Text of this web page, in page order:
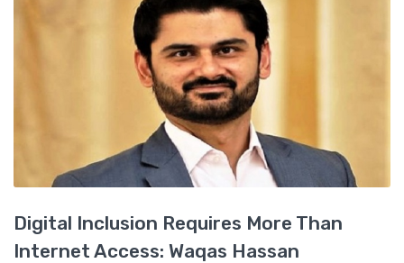
Digital Inclusion Requires More Than
Internet Access: Waqas Hassan